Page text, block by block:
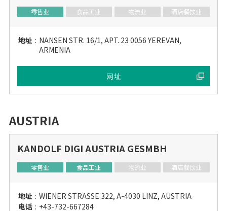
零售业 食品工业 物流业 酒店餐饮业
地址 : NANSEN STR. 16/1, APT. 23 0056 YEREVAN,
ARMENIA
网址
AUSTRIA
KANDOLF DIGI AUSTRIA GESMBH
零售业 食品工业 物流业 酒店餐饮业
地址 : WIENER STRASSE 322, A-4030 LINZ, AUSTRIA
电话 : +43-732-667284